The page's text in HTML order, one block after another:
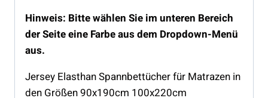
Hinweis: Bitte wählen Sie im unteren Bereich
der Seite eine Farbe aus dem Dropdown-Menü
aus.
Jersey Elasthan Spannbettücher für Matrazen in
den Größen 90x190cm 100x220cm